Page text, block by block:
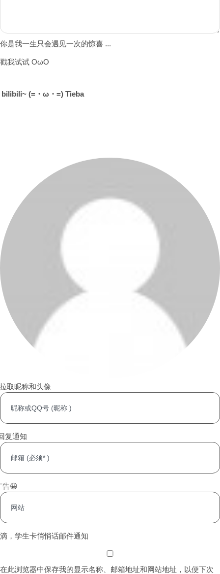
你是我一生只会遇见一次的惊喜 ...
戳我试试 OωO
bilibili~ (=・ω・=) Tieba
取昵称和头像
复通知
告😀
滴，学生卡悄悄话邮件通知
在此浏览器中保存我的显示名称、邮箱地址和网站地址，以便下次